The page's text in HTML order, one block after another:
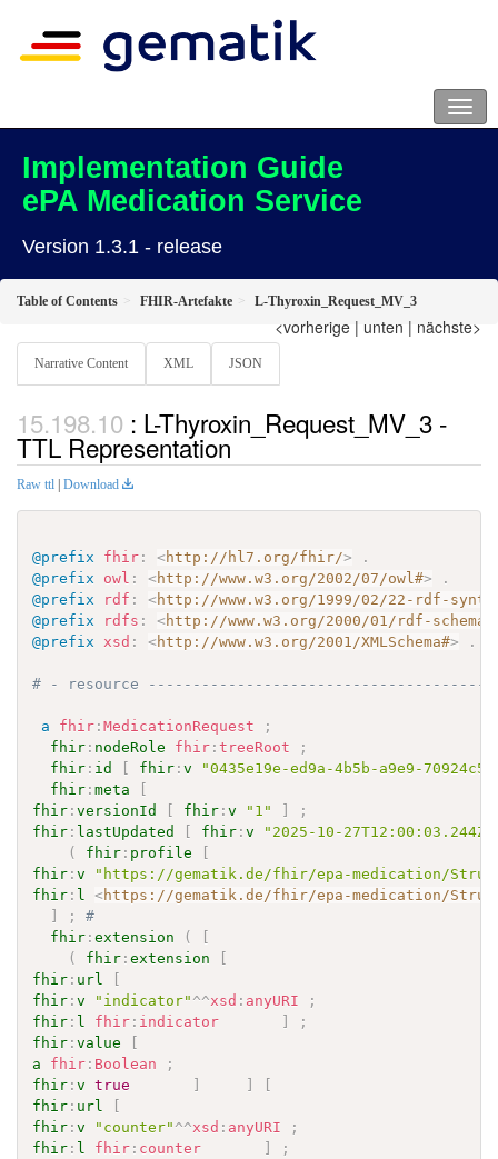
Implementation Guide
ePA Medication Service
Version 1.3.1 - release
Table of Contents FHIR-Artefakte L-Thyroxin_Request_MV_3
<vorherige | unten | nächste>
Narrative Content XML JSON
: L-Thyroxin_Request_MV_3 -
TTL Representation
Raw ttl | Download
@prefix fhir : <http://hl7.org/fhir/>
.
@prefix
owl : <http://www.w3.org/2002/07/owl#>
.
@prefix
rdf : <http://www.w3.org/1999/02/22-rdf-
@prefix
rdfs : <http://www.w3.org/2000/01/rdf-schema#
@prefix
xsd : <http://www.w3.org/2001/XMLSchema#> .
# - resource
a fhir :MedicationRequest
;
fhir : nodeRole fhir :treeRoot
;
fhir : id fhir :v
"0435e19e-ed9a-4b5b-a9e9-
fhir :meta
fhir :versionId fhir :v "1"
;
fhir : lastUpdated fhir :v "2025-10-27T12:00:03.244Z"
(
fhir : profile
fhir :v
"https://gematik.de/fhir/epa-medication/
fhir : l <https://gematik.de/fhir/epa-medication/
;
#
fhir :extension (
(
fhir :extension
fhir : url
fhir :v "indicator" ^^xsd : anyURI
;
fhir : l fhir : indicator
;
fhir :value
a
fhir : Boolean
;
fhir :v true
fhir : url
fhir :v "counter" ^^xsd : anyURI
;
fhir : l fhir : counter
;